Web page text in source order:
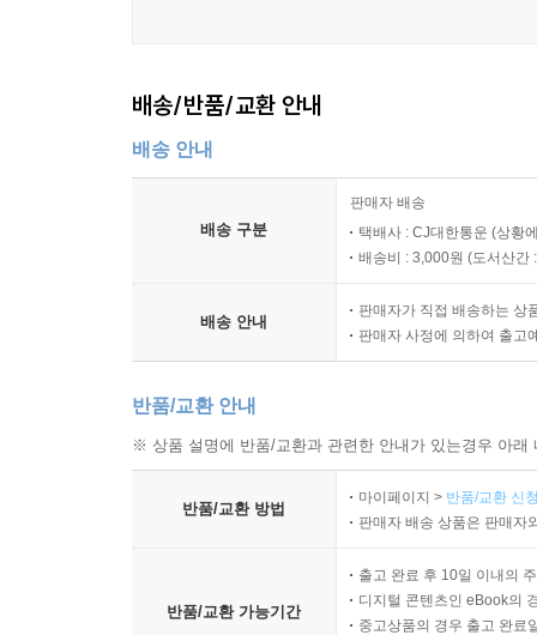
배송/반품/교환 안내
배송 안내
배송 구분
판매자 배송
택배사 : CJ대한통운 (상황
배송비 : 3,000원 (도서산간
배송 안내
판매자가 직접 배송하는 상
판매자 사정에 의하여 출고
반품/교환 안내
※ 상품 설명에 반품/교환과 관련한 안내가 있는경우 아
반품/교환 방법
마이페이지 > 반품/교환 신
판매자 배송 상품은 판매자
반품/교환 가능기간
출고 완료 후 10일 이내의
디지털 콘텐츠인 eBook의
중고상품의 경우 출고 완료